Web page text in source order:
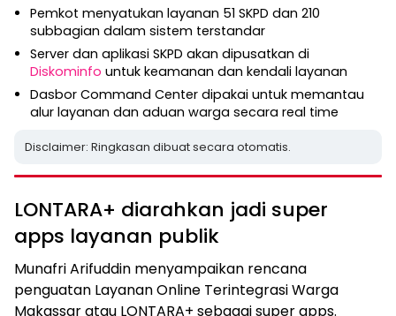
Pemkot menyatukan layanan 51 SKPD dan 210
subbagian dalam sistem terstandar
Server dan aplikasi SKPD akan dipusatkan di
Diskominfo untuk keamanan dan kendali layanan
Dasbor Command Center dipakai untuk memantau
alur layanan dan aduan warga secara real time
Disclaimer: Ringkasan dibuat secara otomatis.
LONTARA+ diarahkan jadi super
apps layanan publik
Munafri Arifuddin menyampaikan rencana
penguatan Layanan Online Terintegrasi Warga
Makassar atau LONTARA+ sebagai super apps.